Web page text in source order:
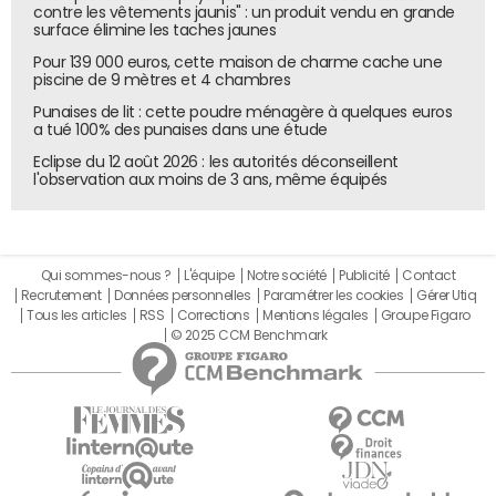
Pas de tension sur les marchés, pas de fuite de capitaux,
pas de besoin d'intervention. Pour la BCE, il n'y a pas de
signe de fragilité dans le système bancaire français.
L'objectif est de rassurer, tout en gardant un œil sur
l'évolution de la situation politique.
contre les vêtements jaunis" : un produit vendu en grande
surface élimine les taches jaunes
Pour 139 000 euros, cette maison de charme cache une
piscine de 9 mètres et 4 chambres
Punaises de lit : cette poudre ménagère à quelques euros
a tué 100% des punaises dans une étude
Eclipse du 12 août 2026 : les autorités déconseillent
l'observation aux moins de 3 ans, même équipés
Qui sommes-nous ? L'équipe Notre société Publicité
Contact
Recrutement
Données personnelles Paramétrer les cookies
Gérer Utiq
Tous les articles
RSS Corrections Mentions légales
Groupe Figaro
© 2025 CCM Benchmark